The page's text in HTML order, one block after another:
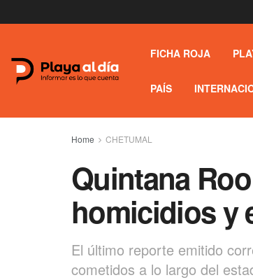
FICHA ROJA
PAÍS
Home CHETUMAL
Quintana
homicidios y
El último reporte emitido
cometidos a lo largo del